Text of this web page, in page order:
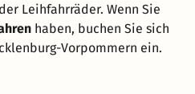
Leihfahrräder. Wenn Sie
haben, buchen Sie sich
Vorpommern ein.